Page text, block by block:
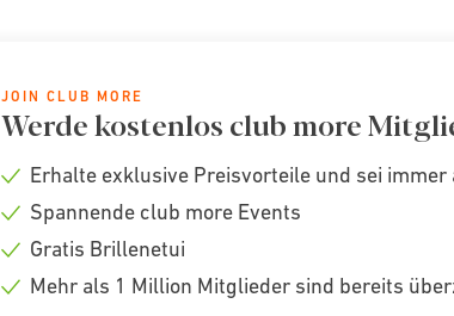
JOIN CLUB MORE
Werde kostenlos club more
Check
Erhalte exklusive Preisvorteile und sei
Check
Spannende club more Events
Check
Gratis Brillenetui
Mehr als 1 Million Mitglieder sind bereits